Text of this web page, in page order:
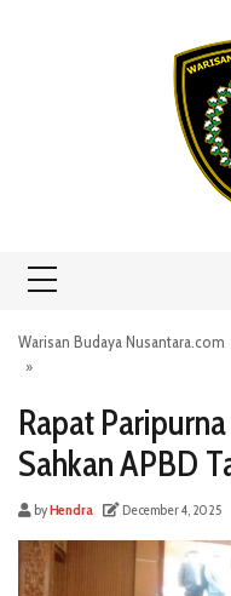
Warisan Budaya Nusantara.com
»
Rapat
Sahkan APBD
byHendra December 4, 2025